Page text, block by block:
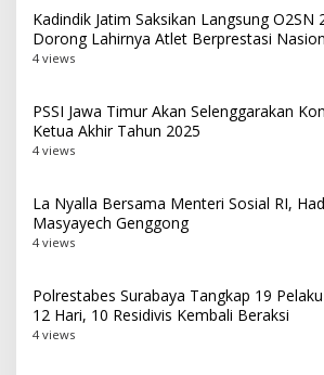
Kadindik Jatim Saksikan Langsung O2SN
Dorong Lahirnya Atlet Berprestasi
4 views
PSSI Jawa Timur Akan Selenggarakan
Ketua Akhir Tahun 2025
4 views
La Nyalla Bersama Menteri Sosial RI,
Masyayech Genggong
4 views
Polrestabes Surabaya Tangkap 19
12 Hari, 10 Residivis Kembali Beraksi
4 views